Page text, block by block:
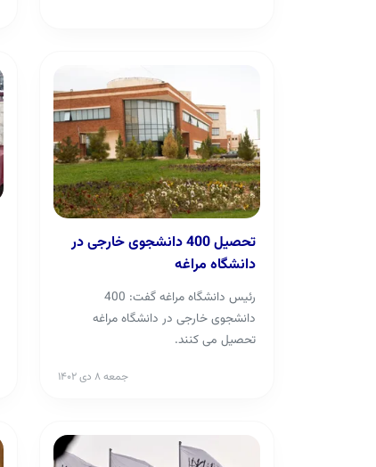
تحصیل 400 دانشجوی خارجی در
دانشگاه مراغه
رئیس دانشگاه مراغه گفت: 400
دانشجوی خارجی در دانشگاه مراغه
تحصیل می کنند.
جمعه ۸ دی ۱۴۰۲